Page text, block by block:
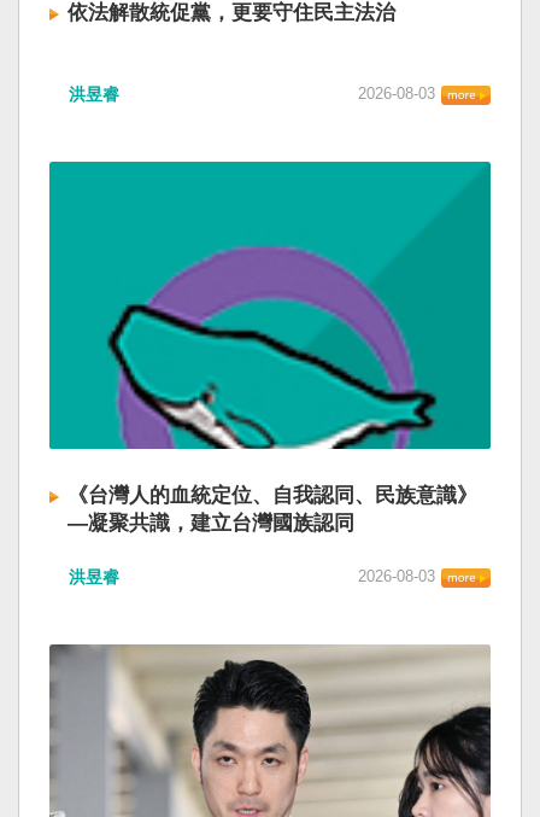
依法解散統促黨，更要守住民主法治
洪昱睿 2026-08-03
《台灣人的血統定位、自我認同、民族意識》
—凝聚共識，建立台灣國族認同
洪昱睿 2026-08-03